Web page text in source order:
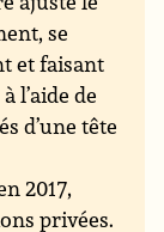
se
et faisant
l’aide de
d’une tête
2017,
privées.